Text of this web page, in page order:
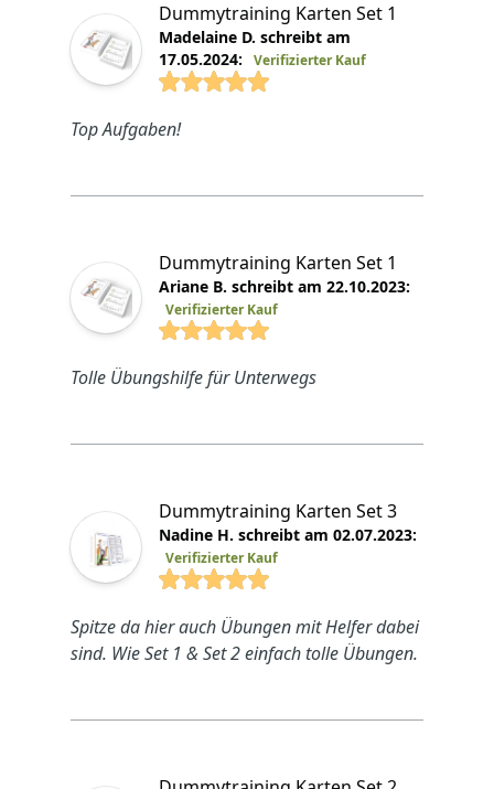
Dummytraining Karten Set 1
Madelaine D. schreibt am
17.05.2024:
Verifizierter Kauf
Top Aufgaben!
Dummytraining Karten Set 1
Ariane B. schreibt am 22.10.2023:
Verifizierter Kauf
Tolle Übungshilfe für Unterwegs
Dummytraining Karten Set 3
Nadine H. schreibt am 02.07.2023:
Verifizierter Kauf
Spitze da hier auch Übungen mit Helfer dabei
sind. Wie Set 1 & Set 2 einfach tolle Übungen.